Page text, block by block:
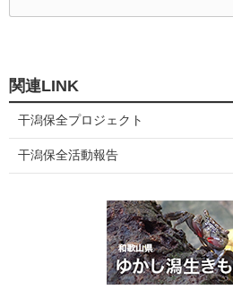
関連LINK
干潟保全プロジェクト
干潟保全活動報告